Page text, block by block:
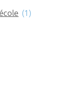
(1)